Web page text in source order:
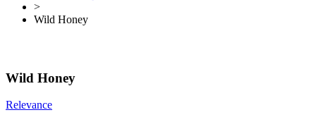
>
Wild Honey
Price
Wild Honey
Relevance